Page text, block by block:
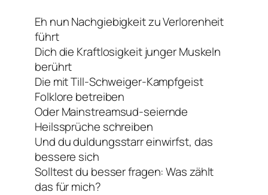
Eh nun Nachgiebigkeit zu Verlorenheit
führt
Dich die Kraftlosigkeit junger Muskeln
berührt
Die mit Till-Schweiger-Kampfgeist
Folklore betreiben
Oder Mainstreamsud-seiernde
Heilssprüche schreiben
Und du duldungsstarr einwirfst, das
bessere sich
Solltest du besser fragen: Was zählt
das für mich?